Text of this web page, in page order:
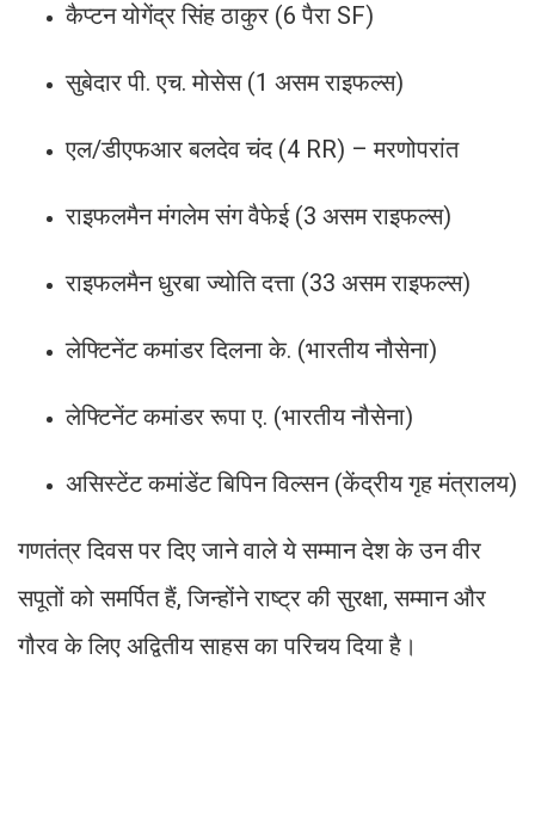
कैप्टन योगेंद्र सिंह ठाकुर (6 पैरा SF)
सुबेदार पी. एच. मोसेस (1 असम राइफल्स)
एल/डीएफआर बलदेव चंद (4 RR) – मरणोपरांत
राइफलमैन मंगलेम संग वैफेई (3 असम राइफल्स)
राइफलमैन धुरबा ज्योति दत्ता (33 असम राइफल्स)
लेफ्टिनेंट कमांडर दिलना के. (भारतीय नौसेना)
लेफ्टिनेंट कमांडर रूपा ए. (भारतीय नौसेना)
असिस्टेंट कमांडेंट बिपिन विल्सन (केंद्रीय गृह मंत्रालय)
गणतंत्र दिवस पर दिए जाने वाले ये सम्मान देश के उन वीर
सपूतों को समर्पित हैं, जिन्होंने राष्ट्र की सुरक्षा, सम्मान और
गौरव के लिए अद्वितीय साहस का परिचय दिया है।